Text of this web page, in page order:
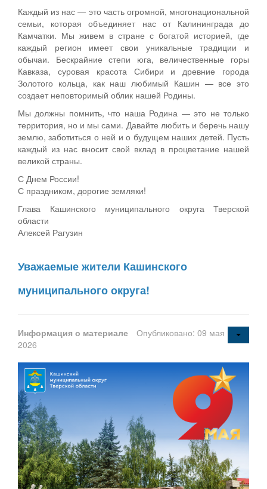
Каждый из нас — это часть огромной, многонациональной
семьи, которая объединяет нас от Калининграда до
Камчатки. Мы живем в стране с богатой историей, где
каждый регион имеет свои уникальные традиции и
обычаи. Бескрайние степи юга, величественные горы
Кавказа, суровая красота Сибири и древние города
Золотого кольца, как наш любимый Кашин — все это
создает неповторимый облик нашей Родины.
Мы должны помнить, что наша Родина — это не только
территория, но и мы сами. Давайте любить и беречь нашу
землю, заботиться о ней и о будущем наших детей. Пусть
каждый из нас вносит свой вклад в процветание нашей
великой страны.
С Днем России!
С праздником, дорогие земляки!
Глава Кашинского муниципального округа Тверской
области
Алексей Рагузин
Уважаемые жители Кашинского
муниципального округа!
Информация о материале
Опубликовано: 09 мая
2026